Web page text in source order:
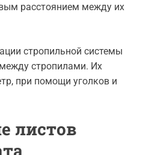
расстоянием между их
стропильной системы
стропилами. Их
при помощи уголков и
листов